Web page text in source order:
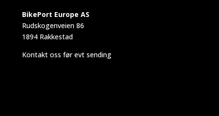
BikePort Europe AS
Rudskogenveien 86
1894 Rakkestad
Kontakt oss før evt sending